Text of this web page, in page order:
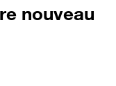
nouveau